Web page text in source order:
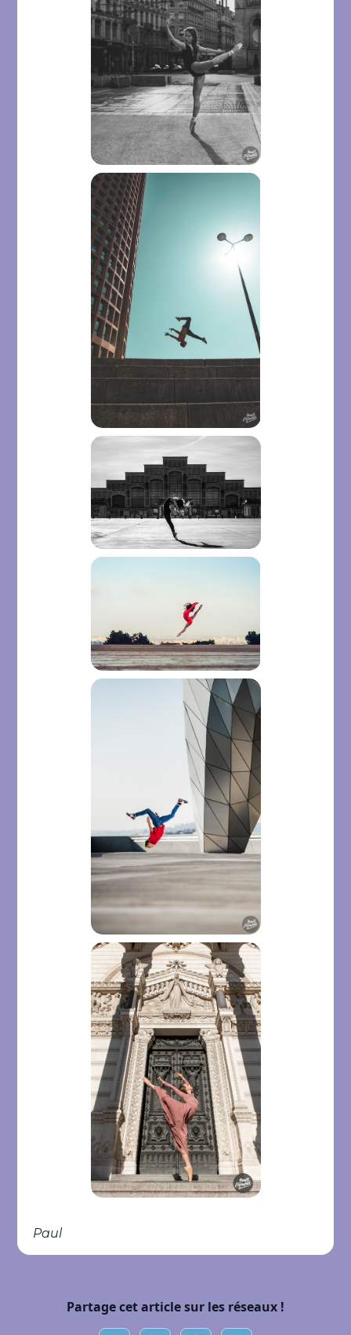
Paul
Partage cet article sur les réseaux !